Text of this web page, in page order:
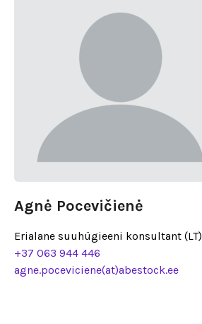
Agnė Pocevičienė
Erialane suuhügieeni konsultant (LT)
+37 063 944 446
agne.poceviciene(at)abestock.ee